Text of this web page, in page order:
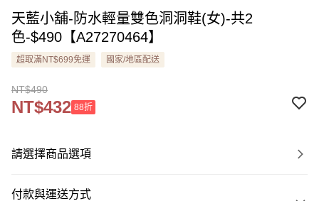
天藍小舖-防水輕量雙色洞洞鞋(女)-共2
色-$490【A27270464】
超取滿NT$699免運 國家/地區配送
NT$490
NT$432 88折
請選擇商品選項
付款與運送方式